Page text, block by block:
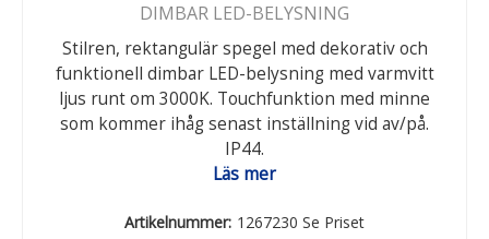
DIMBAR LED-BELYSNING
Stilren, rektangulär spegel med dekorativ och
funktionell dimbar LED-belysning med varmvitt
ljus runt om 3000K. Touchfunktion med minne
som kommer ihåg senast inställning vid av/på.
IP44.
Läs mer
Artikelnummer: 1267230 Se Priset